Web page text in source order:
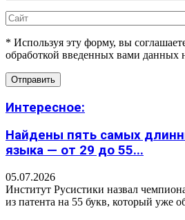
* Используя эту форму, вы
обработкой введенных вами данных
Интересное:
Найдены пять самых
языка — от 29 до 55...
05.07.2026
Институт Русистики назвал
из патента на 55 букв, который уже